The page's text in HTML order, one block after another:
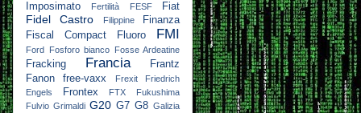
Imposimato
Fertilità FESF Fiat
Fidel Castro Filippine
Finanza
Fiscal Compact
Fluoro FMI
Ford Fosforo bianco Fosse Ardeatine
Fracking Francia
Frantz
Fanon
free-vaxx Frexit
Friedrich
Engels
Frontex FTX
Fukushima
Fulvio Grimaldi G20 G7 G8 Galizia